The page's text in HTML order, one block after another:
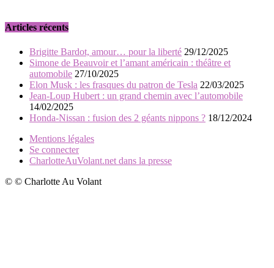
Articles récents
Brigitte Bardot, amour… pour la liberté 29/12/2025
Simone de Beauvoir et l’amant américain : théâtre et
automobile 27/10/2025
Elon Musk : les frasques du patron de Tesla 22/03/2025
Jean-Loup Hubert : un grand chemin avec l’automobile
14/02/2025
Honda-Nissan : fusion des 2 géants nippons ? 18/12/2024
Mentions légales
Se connecter
CharlotteAuVolant.net dans la presse
© © Charlotte Au Volant